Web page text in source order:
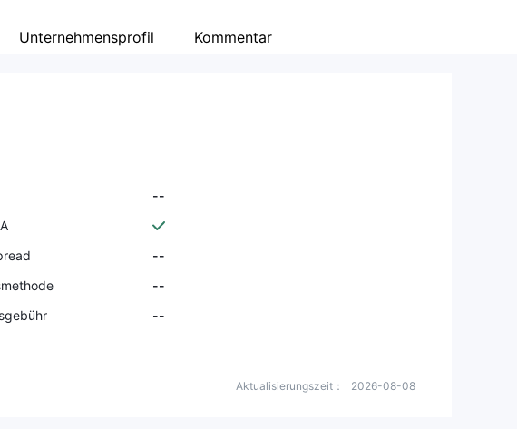
Unternehmenswebsite
Unternehmensprofil Kommentar
--
--
--
--
Aktualisierungszeit： 2026-08-08